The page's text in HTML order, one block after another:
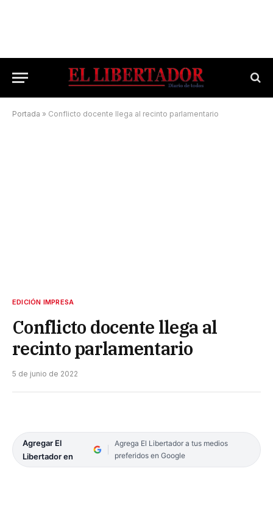
Portada » Conflicto docente llega al recinto parlamentario
EDICIÓN IMPRESA
Conflicto docente llega al
recinto parlamentario
5 de junio de 2022
Agregar El
Libertador en
Agrega El Libertador a tus medios
preferidos en Google